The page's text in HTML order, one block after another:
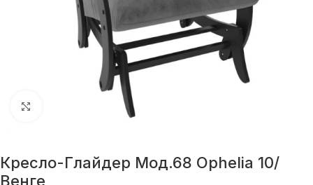
Нажмите, чтобы увеличить
Кресло-Глайдер Мод.68 Ophelia 10/
Венге